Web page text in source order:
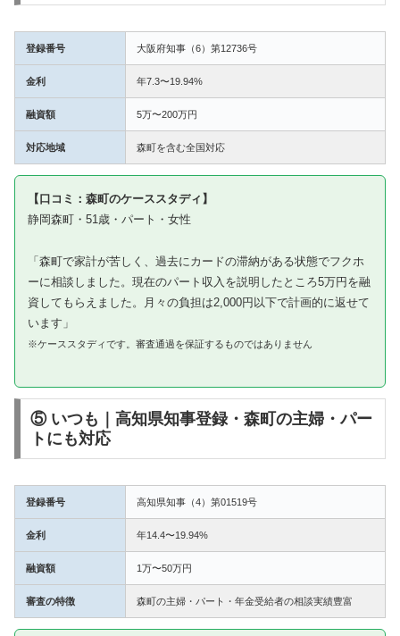
登録番号 大阪府知事（6）第12736号
金利 年7.3〜19.94%
融資額 5万〜200万円
対応地域 森町を含む全国対応
【口コミ：森町のケーススタディ】
静岡森町・51歳・パート・女性
「森町で家計が苦しく、過去にカードの滞納がある状態でフクホ
ーに相談しました。現在のパート収入を説明したところ5万円を融
資してもらえました。月々の負担は2,000円以下で計画的に返せて
います」
※ケーススタディです。審査通過を保証するものではありません
⑤ いつも｜高知県知事登録・森町の主婦・パー
トにも対応
登録番号 高知県知事（4）第01519号
金利 年14.4〜19.94%
融資額 1万〜50万円
審査の特徴 森町の主婦・パート・年金受給者の相談実績豊富